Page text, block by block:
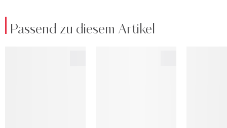
Passend zu diesem Artikel